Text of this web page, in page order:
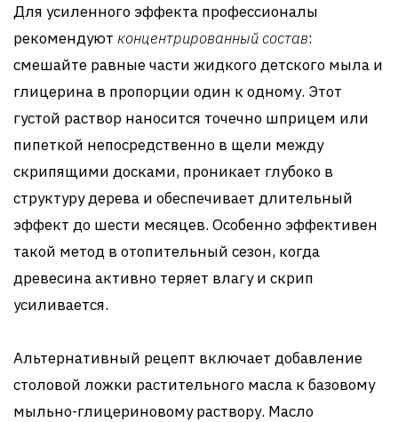
Для усиленного эффекта профессионалы
рекомендуют концентрированный состав:
смешайте равные части жидкого детского мыла и
глицерина в пропорции один к одному. Этот
густой раствор наносится точечно шприцем или
пипеткой непосредственно в щели между
скрипящими досками, проникает глубоко в
структуру дерева и обеспечивает длительный
эффект до шести месяцев. Особенно эффективен
такой метод в отопительный сезон, когда
древесина активно теряет влагу и скрип
усиливается.
Альтернативный рецепт включает добавление
столовой ложки растительного масла к базовому
мыльно-глицериновому раствору. Масло